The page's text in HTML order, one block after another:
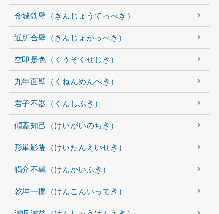
金城鉄壁（きんじょうてっぺき）
近所合壁（きんじょがっぺき）
空即是色（くうそくぜしき）
九年面壁（くねんめんぺき）
君子不器（くんしふき）
傾蓋知己（けいがいのちき）
形単影隻（けいたんえいせき）
狷介不羈（けんかいふき）
乾坤一擲（けんこんいってき）